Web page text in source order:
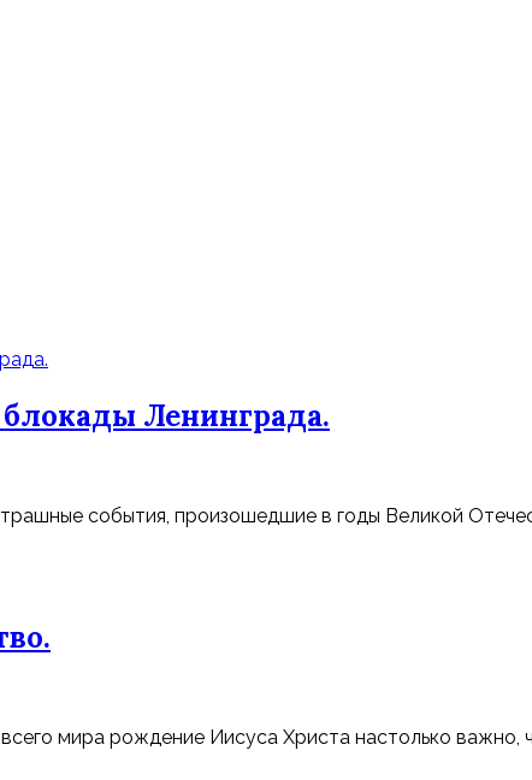
Ленинграда.
события, произошедшие в годы Великой
мира рождение Иисуса Христа настолько важно,